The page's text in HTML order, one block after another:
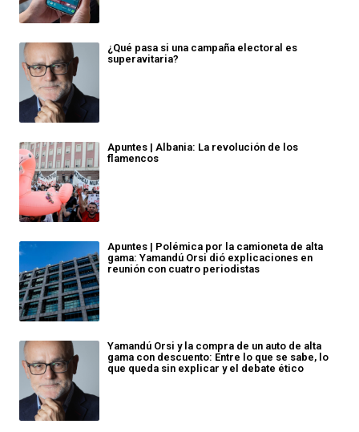
¿Qué pasa si una campaña electoral es
superavitaria?
Apuntes | Albania: La revolución de los
flamencos
Apuntes | Polémica por la camioneta de alta
gama: Yamandú Orsi dió explicaciones en
reunión con cuatro periodistas
Yamandú Orsi y la compra de un auto de alta
gama con descuento: Entre lo que se sabe, lo
que queda sin explicar y el debate ético